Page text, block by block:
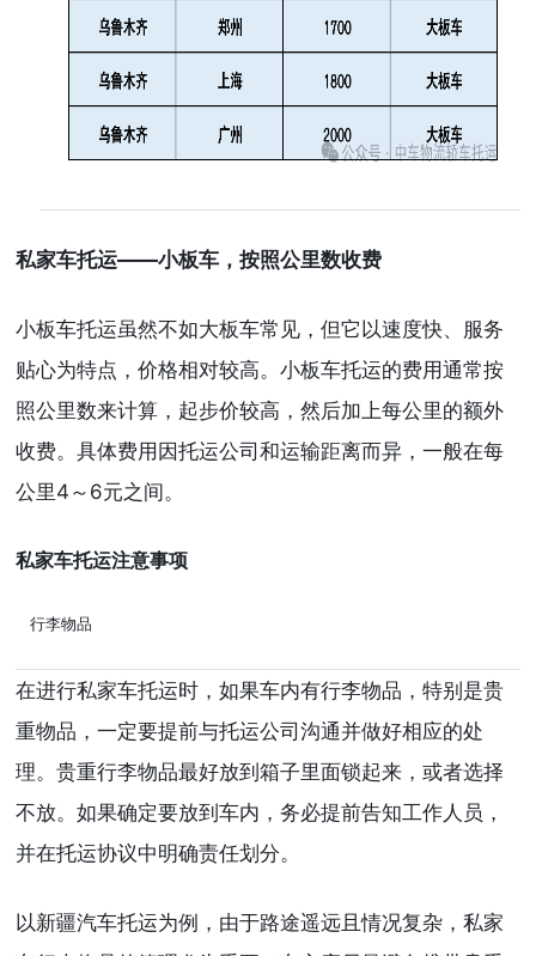
私家车托运——小板车，按照公里数收费
小板车托运虽然不如大板车常见，但它以速度快、服务
贴心为特点，价格相对较高。小板车托运的费用通常按
照公里数来计算，起步价较高，然后加上每公里的额外
收费。具体费用因托运公司和运输距离而异，一般在每
公里4～6元之间。
私家车托运注意事项
行李物品
在进行私家车托运时，如果车内有行李物品，特别是贵
重物品，一定要提前与托运公司沟通并做好相应的处
理。贵重行李物品最好放到箱子里面锁起来，或者选择
不放。如果确定要放到车内，务必提前告知工作人员，
并在托运协议中明确责任划分。
以新疆汽车托运为例，由于路途遥远且情况复杂，私家